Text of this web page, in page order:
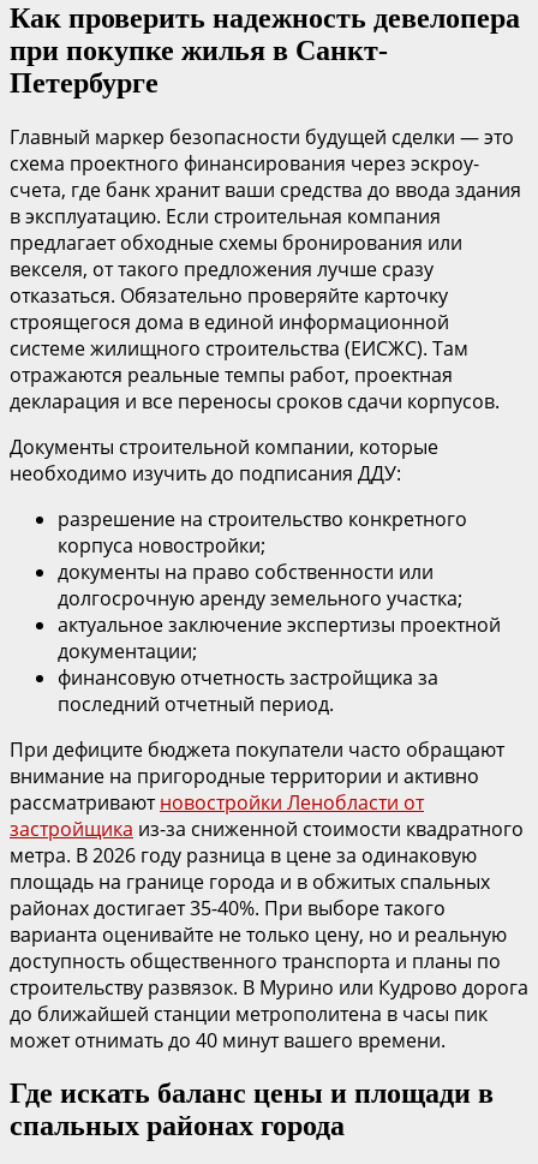
Как проверить надежность девелопера
при покупке жилья в Санкт-
Петербурге
Главный маркер безопасности будущей сделки — это
схема проектного финансирования через эскроу-
счета, где банк хранит ваши средства до ввода здания
в эксплуатацию. Если строительная компания
предлагает обходные схемы бронирования или
векселя, от такого предложения лучше сразу
отказаться. Обязательно проверяйте карточку
строящегося дома в единой информационной
системе жилищного строительства (ЕИСЖС). Там
отражаются реальные темпы работ, проектная
декларация и все переносы сроков сдачи корпусов.
Документы строительной компании, которые
необходимо изучить до подписания ДДУ:
разрешение на строительство конкретного
корпуса новостройки;
документы на право собственности или
долгосрочную аренду земельного участка;
актуальное заключение экспертизы проектной
документации;
финансовую отчетность застройщика за
последний отчетный период.
При дефиците бюджета покупатели часто обращают
внимание на пригородные территории и активно
рассматриваютновостройки Ленобласти от
застройщика из-за сниженной стоимости квадратного
метра. В 2026 году разница в цене за одинаковую
площадь на границе города и в обжитых спальных
районах достигает 35-40%. При выборе такого
варианта оценивайте не только цену, но и реальную
доступность общественного транспорта и планы по
строительству развязок. В Мурино или Кудрово дорога
до ближайшей станции метрополитена в часы пик
может отнимать до 40 минут вашего времени.
Где искать баланс цены и площади в
спальных районах города